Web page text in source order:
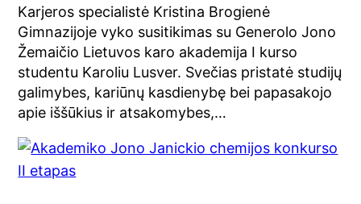
Karjeros specialistė Kristina Brogienė
Gimnazijoje vyko susitikimas su Generolo Jono
Žemaičio Lietuvos karo akademija I kurso
studentu Karoliu Lusver. Svečias pristatė studijų
galimybes, kariūnų kasdienybę bei papasakojo
apie iššūkius ir atsakomybes,…